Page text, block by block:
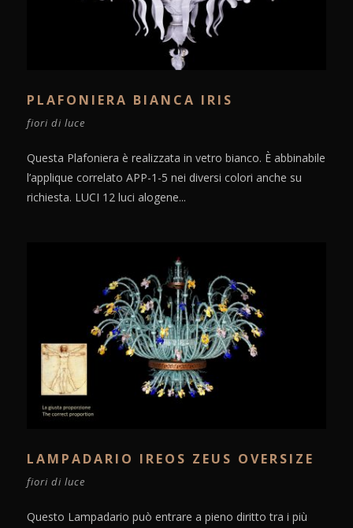
PLAFONIERA BIANCA IRIS
fiori di luce
Questa Plafoniera è realizzata in vetro bianco. È abbinabile
l’applique correlato APP-1-5 nei diversi colori anche su
richiesta. LUCI 12 luci alogene...
LAMPADARIO IREOS ZEUS OVERSIZE
fiori di luce
Questo Lampadario può entrare a pieno diritto tra i più